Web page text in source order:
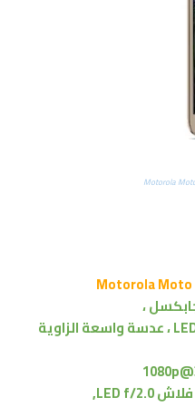
عدسة واسعة الزاوية
فلاش LEDf/2.0,